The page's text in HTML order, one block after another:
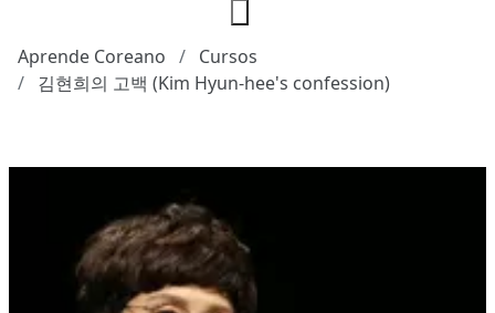
Aprende Coreano
Cursos
김현희의 고백 (Kim Hyun-hee's confession)